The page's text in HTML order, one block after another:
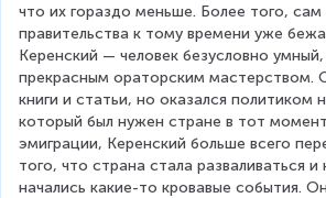
что их гораздо меньше. Более того, сам
правительства к тому времени уже
Керенский — человек безусловно
прекрасным ораторским мастерством.
книги и статьи, но оказался политиком
который был нужен стране в тот
эмиграции, Керенский больше всего
того, что страна стала разваливаться и
начались какие-то кровавые события.